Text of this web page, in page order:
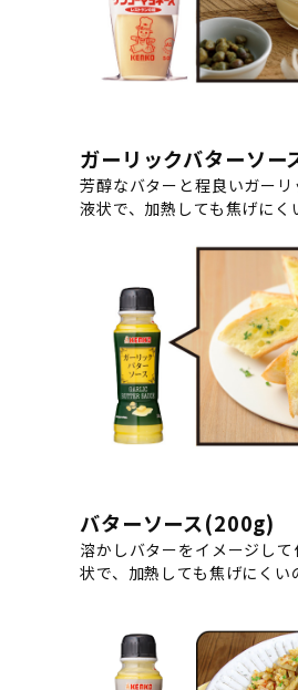
ガーリックバターソ
芳醇なバターと程良いガー
液状で、加熱しても焦げにく
バターソース(200g)
溶かしバターをイメージし
状で、加熱しても焦げにくい